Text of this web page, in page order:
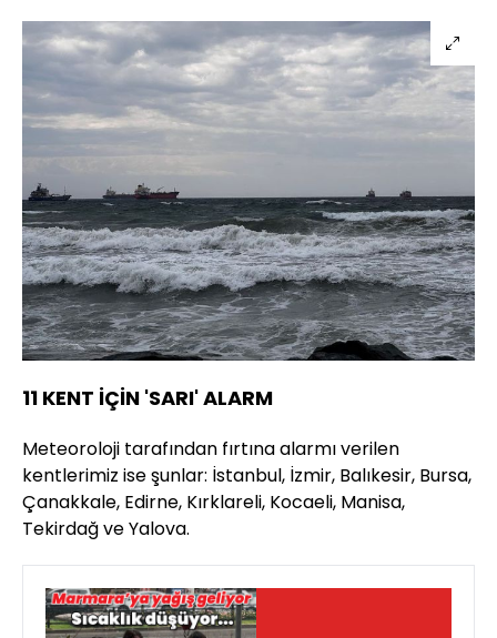
11 KENT İÇİN 'SARI' ALARM
Meteoroloji tarafından fırtına alarmı verilen
kentlerimiz ise şunlar: İstanbul, İzmir, Balıkesir, Bursa,
Çanakkale, Edirne, Kırklareli, Kocaeli, Manisa,
Tekirdağ ve Yalova.